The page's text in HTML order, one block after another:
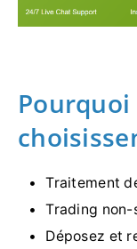
Traitement
Trading
Déposez et